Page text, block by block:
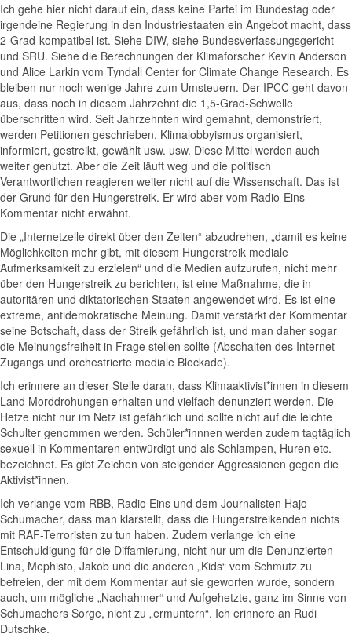
Ich gehe hier nicht darauf ein, dass keine Partei im Bundestag oder
irgendeine Regierung in den Industriestaaten ein Angebot macht, dass
2-Grad-kompatibel ist. Siehe DIW, siehe Bundesverfassungsgericht
und SRU. Siehe die Berechnungen der Klimaforscher Kevin Anderson
und Alice Larkin vom Tyndall Center for Climate Change Research. Es
bleiben nur noch wenige Jahre zum Umsteuern. Der IPCC geht davon
aus, dass noch in diesem Jahrzehnt die 1,5-Grad-Schwelle
überschritten wird. Seit Jahrzehnten wird gemahnt, demonstriert,
werden Petitionen geschrieben, Klimalobbyismus organisiert,
informiert, gestreikt, gewählt usw. usw. Diese Mittel werden auch
weiter genutzt. Aber die Zeit läuft weg und die politisch
Verantwortlichen reagieren weiter nicht auf die Wissenschaft. Das ist
der Grund für den Hungerstreik. Er wird aber vom Radio-Eins-
Kommentar nicht erwähnt.
Die „Internetzelle direkt über den Zelten“ abzudrehen, „damit es keine
Möglichkeiten mehr gibt, mit diesem Hungerstreik mediale
Aufmerksamkeit zu erzielen“ und die Medien aufzurufen, nicht mehr
über den Hungerstreik zu berichten, ist eine Maßnahme, die in
autoritären und diktatorischen Staaten angewendet wird. Es ist eine
extreme, antidemokratische Meinung. Damit verstärkt der Kommentar
seine Botschaft, dass der Streik gefährlich ist, und man daher sogar
die Meinungsfreiheit in Frage stellen sollte (Abschalten des Internet-
Zugangs und orchestrierte mediale Blockade).
Ich erinnere an dieser Stelle daran, dass Klimaaktivist*innen in diesem
Land Morddrohungen erhalten und vielfach denunziert werden. Die
Hetze nicht nur im Netz ist gefährlich und sollte nicht auf die leichte
Schulter genommen werden. Schüler*innnen werden zudem tagtäglich
sexuell in Kommentaren entwürdigt und als Schlampen, Huren etc.
bezeichnet. Es gibt Zeichen von steigender Aggressionen gegen die
Aktivist*innen.
Ich verlange vom RBB, Radio Eins und dem Journalisten Hajo
Schumacher, dass man klarstellt, dass die Hungerstreikenden nichts
mit RAF-Terroristen zu tun haben. Zudem verlange ich eine
Entschuldigung für die Diffamierung, nicht nur um die Denunzierten
Lina, Mephisto, Jakob und die anderen „Kids“ vom Schmutz zu
befreien, der mit dem Kommentar auf sie geworfen wurde, sondern
auch, um mögliche „Nachahmer“ und Aufgehetzte, ganz im Sinne von
Schumachers Sorge, nicht zu „ermuntern“. Ich erinnere an Rudi
Dutschke.